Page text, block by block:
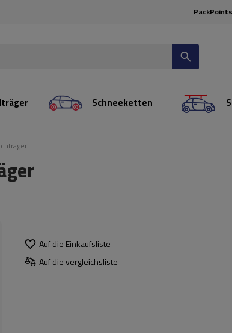
Schneeketten
Auf die Einkaufsliste
Auf die vergleichsliste